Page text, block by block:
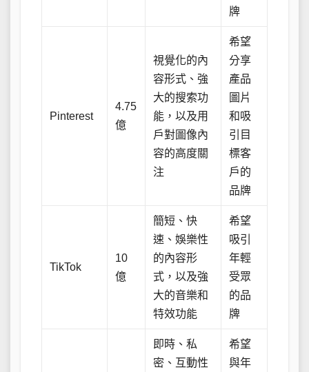
牌
Pinterest
4.75
億
視覺化的內
容形式、強
大的搜索功
能，以及用
戶對圖像內
容的高度關
注
希望
分享
產品
圖片
和吸
引目
標客
戶的
品牌
TikTok
10
億
簡短、快
速、娛樂性
的內容形
式，以及強
大的音樂和
特效功能
希望
吸引
年輕
受眾
的品
牌
即時、私
密、互動性
希望
與年